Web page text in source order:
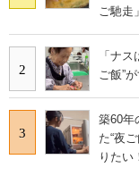
ご馳走
2
「ナ
ご飯”
3
築60年
た“夜
りたい